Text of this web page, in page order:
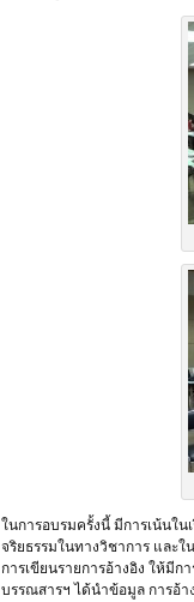
ในการอบรมครั้งนี้ มีการเน้นใน
จริยธรรมในทางวิชาการ และ
การเขียนรายการอ้างอิง ให้มี
บรรณสารฯ ได้นำข้อมูล การอ้